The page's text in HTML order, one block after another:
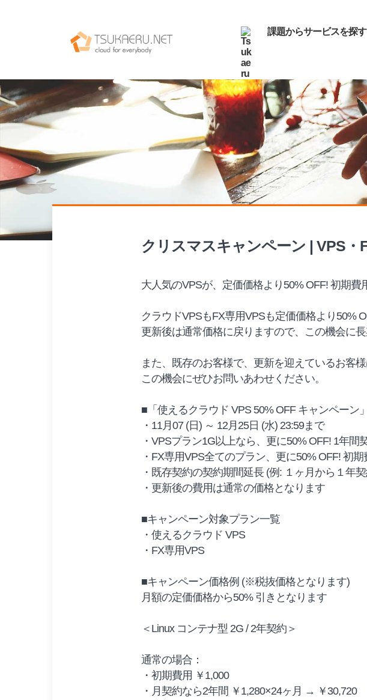
課題からサービスを探す
クリスマスキャンペーン | VPS・
大人気のVPSが、定価価格より50% OFF! 初期費
クラウドVPSもFX専用VPSも定価価格より50%
更新後は通常価格に戻りますので、この機会に
また、既存のお客様で、更新を迎えているお客
この機会にぜひお問いあわせください。
■「使えるクラウド VPS 50% OFF キャンペーン
・11月07 (日) ～ 12月25日 (水) 23:59まで
・VPSプラン1G以上なら、更に50% OFF! 1年間
・FX専用VPS全てのプラン、更に50% OFF! 初
・既存契約の契約期間延長 (例: １ヶ月から１年
・更新後の費用は通常の価格となります
■キャンペーン対象プラン一覧
・使えるクラウド VPS
・FX専用VPS
■キャンペーン価格例 (※税抜価格となります)
月額の定価価格から50% 引きとなります
＜Linux コンテナ型 2G / 2年契約＞
通常の場合：
・初期費用 ￥1,000
・月契約なら2年間 ￥1,280×24ヶ月 → ￥30,720